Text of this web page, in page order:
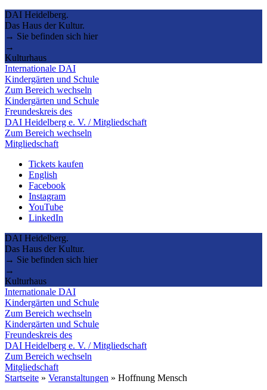
DAI Heidelberg.
Das Haus der Kultur.
→ Sie befinden sich hier
→
Kulturhaus
Internationale DAI
Kindergärten und Schule
Zum Bereich wechseln
Kindergärten und Schule
Freundeskreis des
DAI Heidelberg e. V. / Mitgliedschaft
Zum Bereich wechseln
Mitgliedschaft
Tickets kaufen
English
Facebook
Instagram
YouTube
LinkedIn
DAI Heidelberg.
Das Haus der Kultur.
→ Sie befinden sich hier
→
Kulturhaus
Internationale DAI
Kindergärten und Schule
Zum Bereich wechseln
Kindergärten und Schule
Freundeskreis des
DAI Heidelberg e. V. / Mitgliedschaft
Zum Bereich wechseln
Mitgliedschaft
Startseite » Veranstaltungen » Hoffnung Mensch